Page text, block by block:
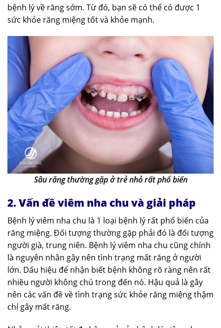
bệnh lý về răng sớm. Từ đó, bạn sẽ có thể có được 1
sức khỏe răng miệng tốt và khỏe mạnh.
Sâu răng thường gặp ở trẻ nhỏ rất phổ biến
2. Vấn đề viêm nha chu và giải pháp
Bệnh lý viêm nha chu là 1 loại bệnh lý rất phổ biến của
răng miệng. Đối tượng thường gặp phải đó là đối tượng
người già, trung niên. Bệnh lý viêm nha chu cũng chính
là nguyên nhân gây nên tình trạng mất răng ở người
lớn. Dấu hiệu để nhận biết bệnh không rõ ràng nên rất
nhiều người không chú trong đến nó. Hậu quả là gây
nên các vấn đề về tình trạng sức khỏe răng miệng thậm
chí gây mất răng.